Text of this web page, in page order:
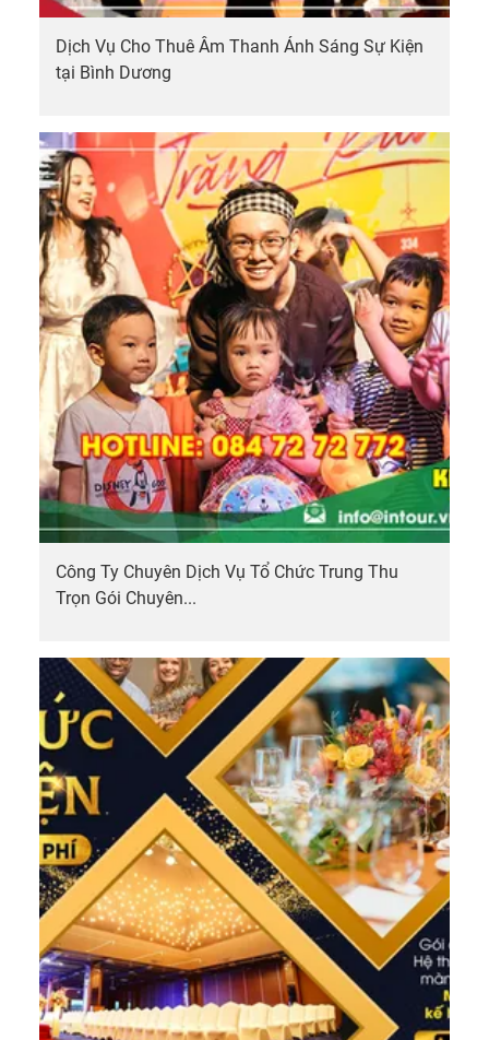
Dịch Vụ Cho Thuê Âm Thanh Ánh Sáng Sự Kiện
tại Bình Dương
Công Ty Chuyên Dịch Vụ Tổ Chức Trung Thu
Trọn Gói Chuyên...